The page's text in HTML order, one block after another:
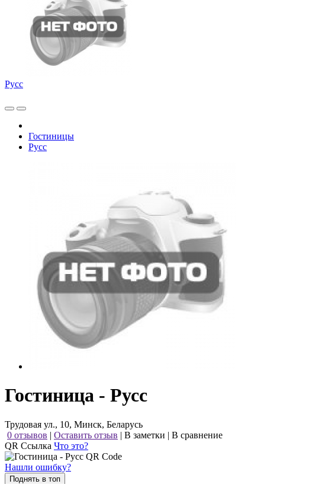
Русс
Гостиницы
Русс
Гостиница - Русс
Трудовая ул., 10, Минск, Беларусь
0 отзывов | Оставить отзыв | В заметки | В сравнение
QR Ссылка Что это?
Нашли ошибку?
Поднять в топ